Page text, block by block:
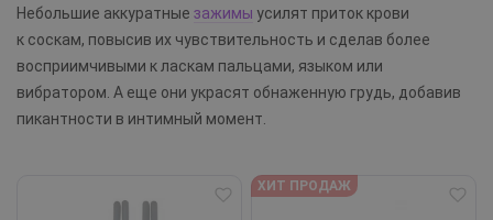
Небольшие аккуратные зажимы усилят приток крови
к соскам, повысив их чувствительность и сделав более
восприимчивыми к ласкам пальцами, языком или
вибратором. А еще они украсят обнаженную грудь, добавив
пикантности в интимный момент.
ХИТ ПРОДАЖ